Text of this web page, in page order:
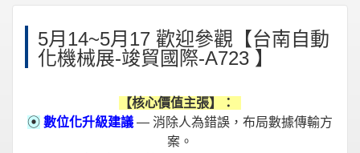
5月14~5月17 歡迎參觀【台南自動
化機械展-竣貿國際-A723 】
【核心價值主張】：
⦿ 數位化升級建議 — 消除人為錯誤，布局數據傳輸方
案。